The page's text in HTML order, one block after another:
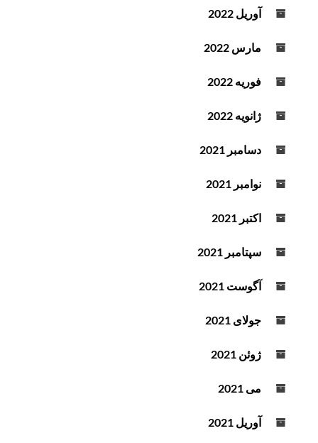
آوریل 2022
مارس 2022
فوریه 2022
ژانویه 2022
دسامبر 2021
نوامبر 2021
اکتبر 2021
سپتامبر 2021
آگوست 2021
جولای 2021
ژوئن 2021
می 2021
آوریل 2021